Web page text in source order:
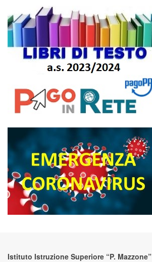
Istituto Istruzione Superiore “P. Mazzone”